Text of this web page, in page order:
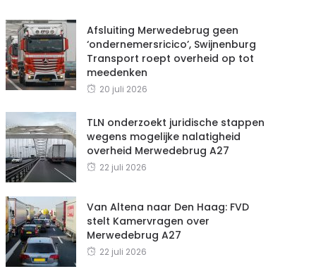
Afsluiting Merwedebrug geen
‘ondernemersricico’, Swijnenburg
Transport roept overheid op tot
meedenken
20 juli 2026
TLN onderzoekt juridische stappen
wegens mogelijke nalatigheid
overheid Merwedebrug A27
22 juli 2026
Van Altena naar Den Haag: FVD
stelt Kamervragen over
Merwedebrug A27
22 juli 2026